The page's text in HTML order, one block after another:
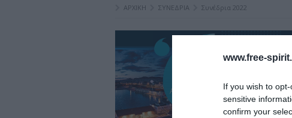
www.free-
If you wish to
sensitive
confirm your
ΑΡΧΙΚΗ ΣΥΝΕΔΡΙΑ Συνέδρια 2022